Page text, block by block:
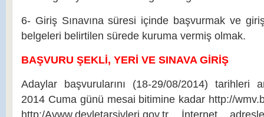
6- Giriş Sınavına süresi içinde başvurmak ve
belgeleri belirtilen sürede kuruma vermiş olmak.
BAŞVURU ŞEKLİ, YERİ VE SINAVA GİRİŞ
Adaylar başvurularını (18-29/08/2014) tarihleri
2014 Cuma günü mesai bitimine kadar http://
http:/Avww.devletarsivleri.gov.tr İnternet